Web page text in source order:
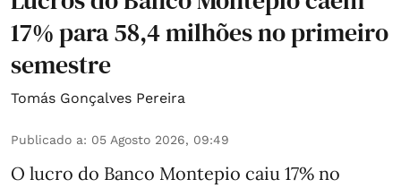
17% para 58,4 milhões no primeiro
semestre
Tomás Gonçalves Pereira
Publicado a: 05 Agosto 2026, 09:49
O lucro do Banco Montepio caiu 17% no